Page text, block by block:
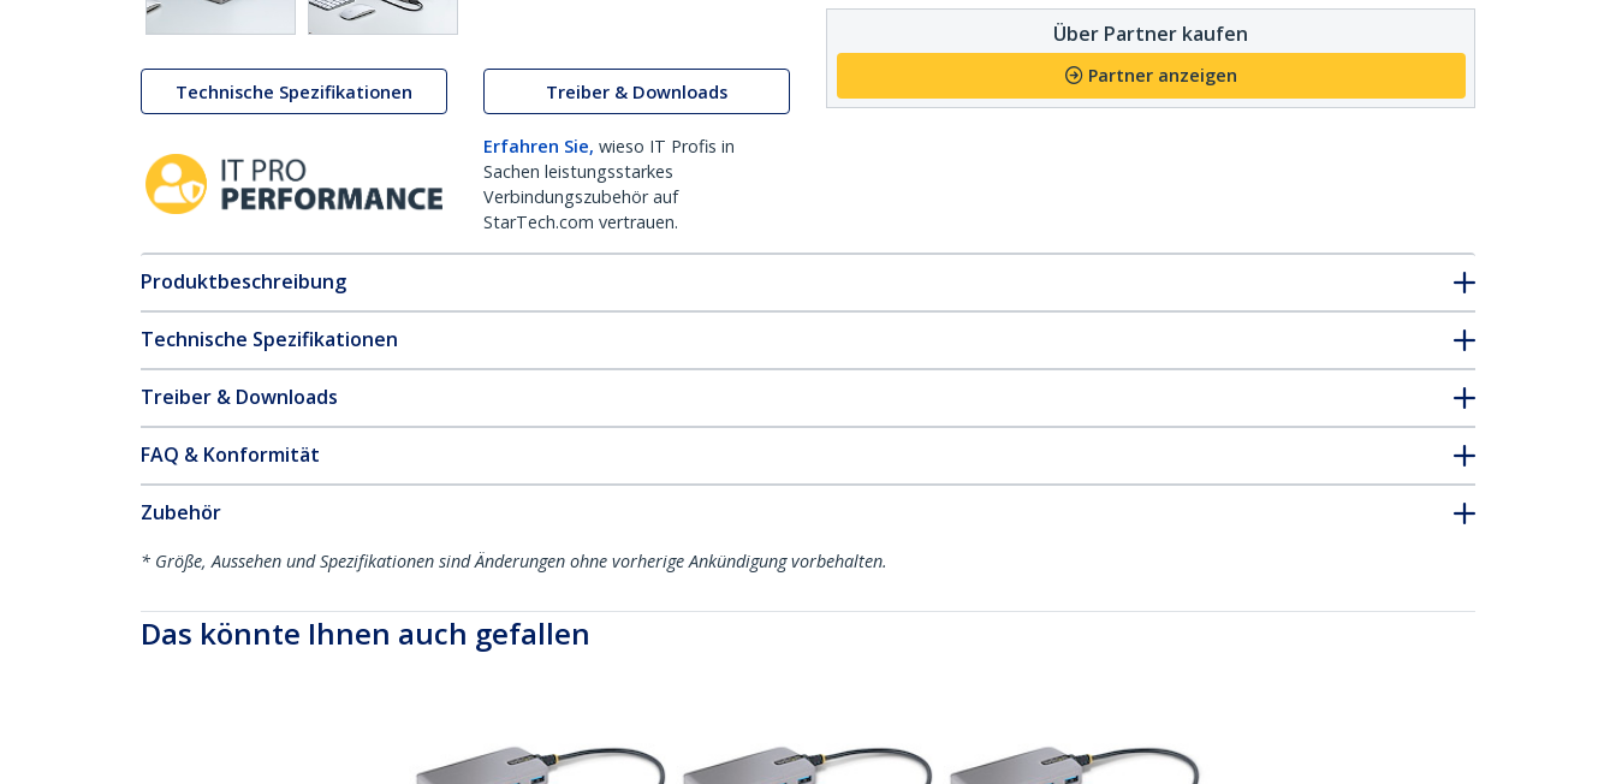
Technische Spezifikationen Treiber & Downloads
Erfahren Sie, wieso IT Profis in
Sachen leistungsstarkes
Verbindungszubehör auf
StarTech.com vertrauen.
Über Partner kaufen
Partner anzeigen
Produktbeschreibung
Technische Spezifikationen
Treiber & Downloads
FAQ & Konformität
Zubehör
* Größe, Aussehen und Spezifikationen sind Änderungen ohne vorherige Ankündigung vorbehalten.
Das könnte Ihnen auch gefallen